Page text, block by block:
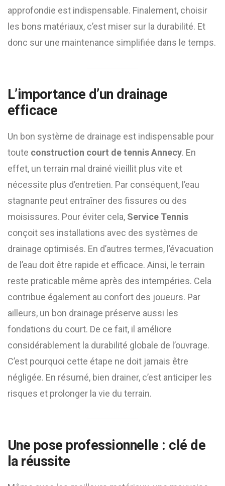
approfondie est indispensable. Finalement, choisir
les bons matériaux, c’est miser sur la durabilité. Et
donc sur une maintenance simplifiée dans le temps.
L’importance d’un drainage
efficace
Un bon système de drainage est indispensable pour
toute construction court de tennis Annecy. En
effet, un terrain mal drainé vieillit plus vite et
nécessite plus d’entretien. Par conséquent, l’eau
stagnante peut entraîner des fissures ou des
moisissures. Pour éviter cela, Service Tennis
conçoit ses installations avec des systèmes de
drainage optimisés. En d’autres termes, l’évacuation
de l’eau doit être rapide et efficace. Ainsi, le terrain
reste praticable même après des intempéries. Cela
contribue également au confort des joueurs. Par
ailleurs, un bon drainage préserve aussi les
fondations du court. De ce fait, il améliore
considérablement la durabilité globale de l’ouvrage.
C’est pourquoi cette étape ne doit jamais être
négligée. En résumé, bien drainer, c’est anticiper les
risques et prolonger la vie du terrain.
Une pose professionnelle : clé de
la réussite